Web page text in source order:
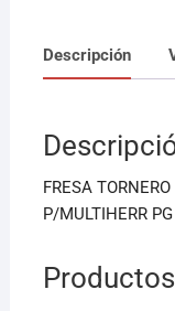
c
e
o
o
k
ai
l
Descripción
FRESA
P/MULTIHERR